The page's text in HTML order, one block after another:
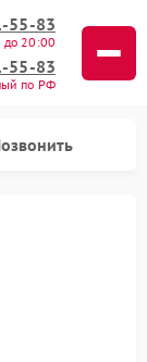
55-83
до 20:00
55-83
по РФ